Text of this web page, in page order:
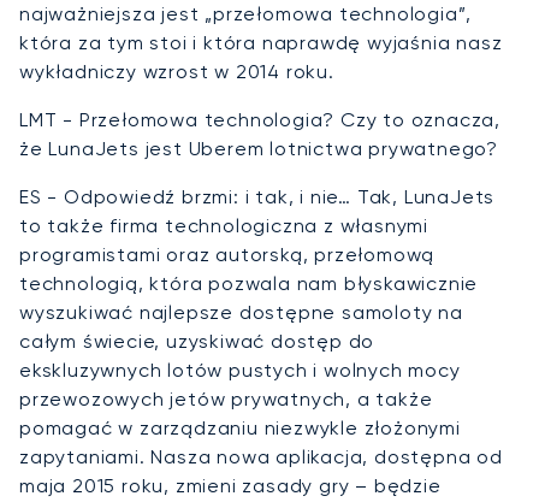
najważniejsza jest „przełomowa technologia”,
która za tym stoi i która naprawdę wyjaśnia nasz
wykładniczy wzrost w 2014 roku.
LMT - Przełomowa technologia? Czy to oznacza,
że LunaJets jest Uberem lotnictwa prywatnego?
ES - Odpowiedź brzmi: i tak, i nie… Tak, LunaJets
to także firma technologiczna z własnymi
programistami oraz autorską, przełomową
technologią, która pozwala nam błyskawicznie
wyszukiwać najlepsze dostępne samoloty na
całym świecie, uzyskiwać dostęp do
ekskluzywnych lotów pustych i wolnych mocy
przewozowych jetów prywatnych, a także
pomagać w zarządzaniu niezwykle złożonymi
zapytaniami. Nasza nowa aplikacja, dostępna od
maja 2015 roku, zmieni zasady gry – będzie